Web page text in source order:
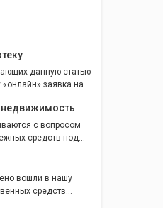
данную статью
заявка на...
с вопросом
средств под...
вошли в нашу
средств...